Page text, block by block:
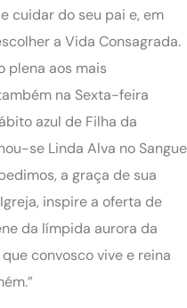
cuidar do seu pai e, em
a Vida Consagrada.
plena aos mais
na Sexta-feira
azul de Filha da
se Linda Alva no Sangue
a graça de sua
inspire a oferta de
da límpida aurora da
convosco vive e reina